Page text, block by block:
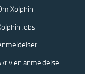
Xolphin
Jobs
en anmeldelse